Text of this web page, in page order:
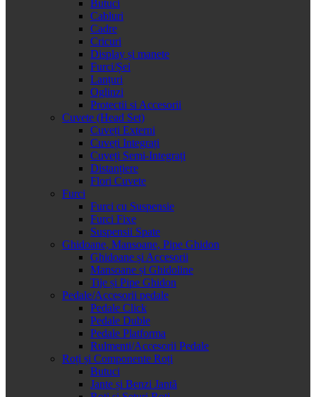
Butuci
Cabluri
Cadre
Cricuri
Display și manete
Furci/Șei
Lanțuri
Oglinzi
Protectii si Accesorii
Cuvete (Head Set)
Cuveți Externi
Cuveți Integrați
Cuveți Semi-Integrați
Distanțiere
Flori Cuvete
Furci
Furci cu Suspensie
Furci Fixe
Suspensii Spate
Ghidoane, Mansoane, Pipe Ghidon
Ghidoane și Accesorii
Mansoane și Ghidoline
Tije și Pipe Ghidon
Pedale/Accesorii pedale
Pedale Click
Pedale Duble
Pedale Platforma
Rulmenti/Accesorii Pedale
Roți și Componente Roți
Butuci
Jante și Benzi Jantă